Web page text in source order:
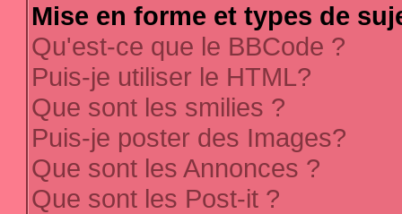
Mise en forme et types de
Qu'est-ce que le BBCode ?
Puis-je utiliser le HTML?
Que sont les smilies ?
Puis-je poster des Images?
Que sont les Annonces ?
Que sont les Post-it ?